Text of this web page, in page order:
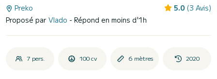
Preko 5.0 (3 Avis)
Proposé par Vlado - Répond en moins d'1h
7 pers. 100 cv 6 mètres 2020